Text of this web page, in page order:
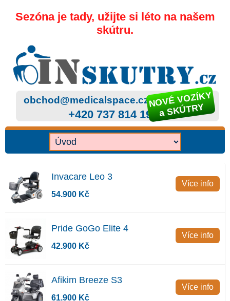
Sezóna je tady, užijte si léto na našem
skútru.
obchod@medicalspace.cz
+420 737 814 199
NOVÉ VOZÍKY
a SKÚTRY
Invacare Leo 3
54.900 Kč
Více info
Pride GoGo Elite 4
42.900 Kč
Více info
Afikim Breeze S3
61.900 Kč
Více info